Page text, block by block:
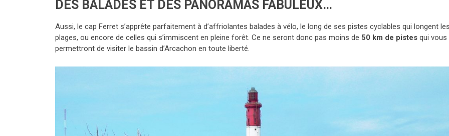
DES BALADES ET DES PANORAMAS FABULEUX…
Aussi, le cap Ferret s’apprête parfaitement à d’affriolantes balades à vélo, le long de ses pistes cyclables qui longent
plages, ou encore de celles qui s’immiscent en pleine forêt. Ce ne seront donc pas moins de 50 km de pistes qui vous
permettront de visiter le bassin d’Arcachon en toute liberté.